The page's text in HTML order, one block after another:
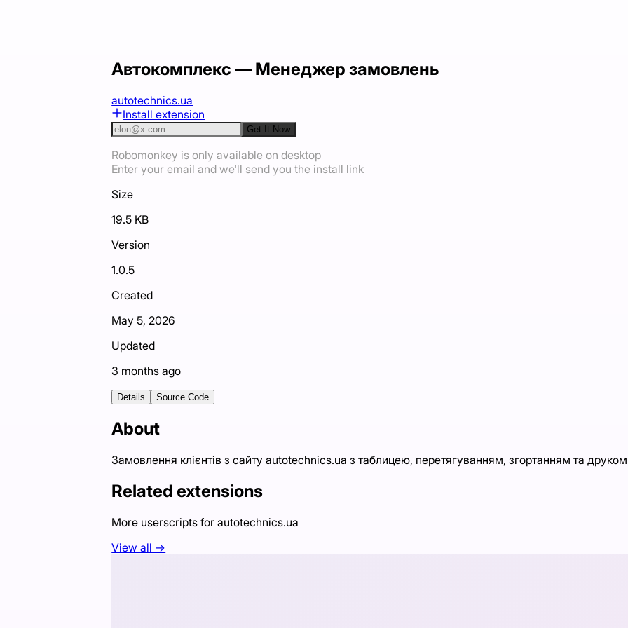
Автокомплекс — Менеджер замовлень
autotechnics.ua
Install extension
Get It Now
Robomonkey is only available on desktop
Enter your email and we'll send you the install link
Size
19.5 KB
Version
1.0.5
Created
May 5, 2026
Updated
3 months ago
Details Source Code
About
Замовлення клієнтів з сайту autotechnics.ua з таблицею, перетягуванням, згортанням та
Related extensions
More userscripts forautotechnics.ua
View all →